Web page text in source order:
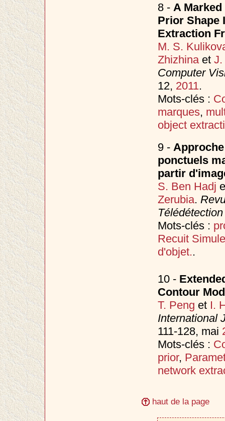
8 - A
Prior Shape
Extraction
M. S.
Zhizhinaet J.
Computer
12, 2011.
Mots-clés :
marques,
object
9 -
ponctuels
partir
S. Ben Hadj
Zerubia.
Mots-clés :
Recuit Simule
d'objet..
10 -
Contour
T. Peng et I.
International
111-128, mai
Mots-clés :
prior,
network
haut de la page